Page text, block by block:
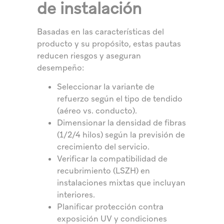
de instalación
Basadas en las características del
producto y su propósito, estas pautas
reducen riesgos y aseguran
desempeño:
Seleccionar la variante de
refuerzo según el tipo de tendido
(aéreo vs. conducto).
Dimensionar la densidad de fibras
(1/2/4 hilos) según la previsión de
crecimiento del servicio.
Verificar la compatibilidad de
recubrimiento (LSZH) en
instalaciones mixtas que incluyan
interiores.
Planificar protección contra
exposición UV y condiciones